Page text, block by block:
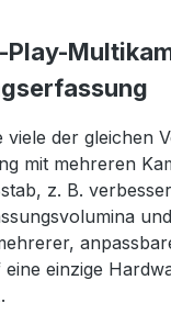
Play-
viele der gleichen
mit mehreren
z. B.
einzige